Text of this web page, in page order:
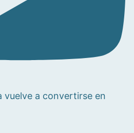
vuelve a convertirse en